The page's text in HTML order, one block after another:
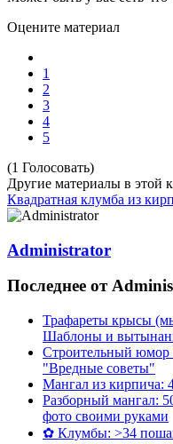
Оцените материал
1
2
3
4
5
(1 Голосовать)
Другие материалы в этой
Квадратная клумба из
Administrator
Последнее от
Трафареты крысы
Шаблоны и
Строительный юмор
"Вредные советы"
Мангал из кирпича:
Разборный мангал:
фото своими руками
✿ Клумбы: >34